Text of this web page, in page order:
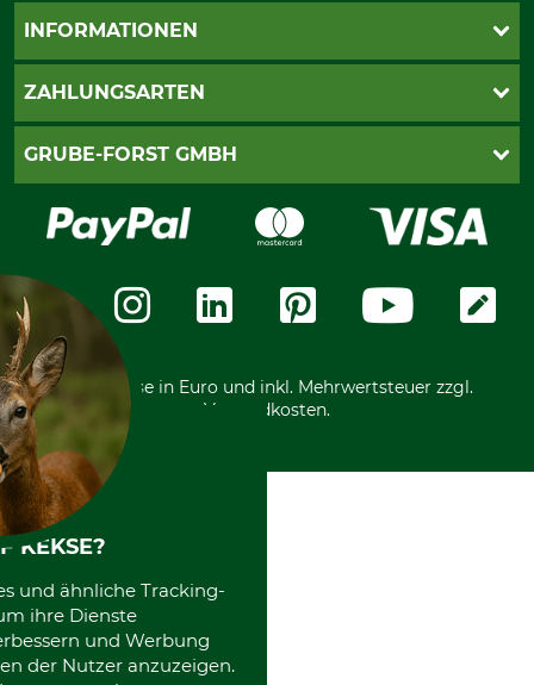
Katalogbestellung
INFORMATIONEN
AGB
Widerrufsformular
Zahlungsarten
ZAHLUNGSARTEN
PayPal
Rechnung
Vorkasse
GRUBE-FORST GMBH
Karriere
Über uns
Community
International
*Alle Preise in Euro und inkl. Mehrwertsteuer zzgl.
Versandkosten.
KEKSE?
und ähnliche Tracking-
ihre Dienste
und Werbung
der Nutzer anzuzeigen.